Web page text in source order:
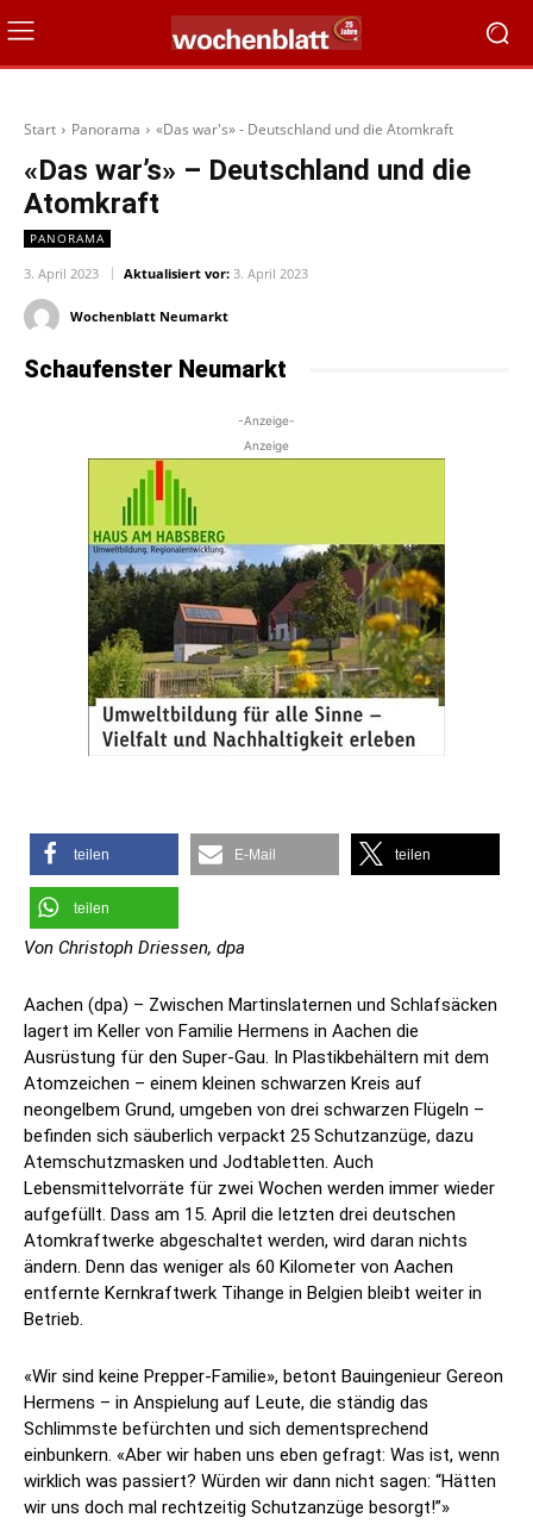
Start Panorama «Das war's» - Deutschland und die Atomkraft
«Das war’s» – Deutschland und die
Atomkraft
PANORAMA
3. April 2023 Aktualisiert vor: 3. April 2023
Wochenblatt Neumarkt
Schaufenster Neumarkt
-Anzeige-
Anzeige
teilen E-Mail teilen
teilen
Von Christoph Driessen, dpa
Aachen (dpa) – Zwischen Martinslaternen und Schlafsäcken
lagert im Keller von Familie Hermens in Aachen die
Ausrüstung für den Super-Gau. In Plastikbehältern mit dem
Atomzeichen – einem kleinen schwarzen Kreis auf
neongelbem Grund, umgeben von drei schwarzen Flügeln –
befinden sich säuberlich verpackt 25 Schutzanzüge, dazu
Atemschutzmasken und Jodtabletten. Auch
Lebensmittelvorräte für zwei Wochen werden immer wieder
aufgefüllt. Dass am 15. April die letzten drei deutschen
Atomkraftwerke abgeschaltet werden, wird daran nichts
ändern. Denn das weniger als 60 Kilometer von Aachen
entfernte Kernkraftwerk Tihange in Belgien bleibt weiter in
Betrieb.
«Wir sind keine Prepper-Familie», betont Bauingenieur Gereon
Hermens – in Anspielung auf Leute, die ständig das
Schlimmste befürchten und sich dementsprechend
einbunkern. «Aber wir haben uns eben gefragt: Was ist, wenn
wirklich was passiert? Würden wir dann nicht sagen: “Hätten
wir uns doch mal rechtzeitig Schutzanzüge besorgt!”»